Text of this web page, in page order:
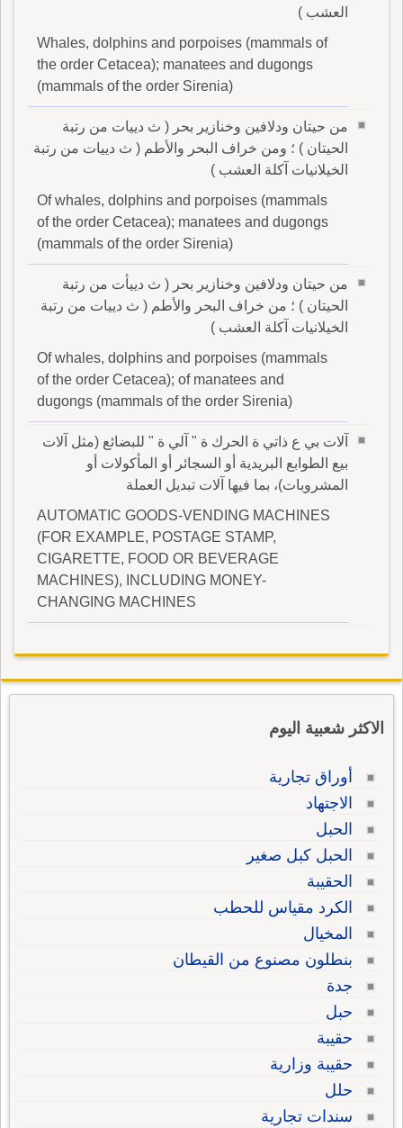
العشب )
Whales, dolphins and porpoises (mammals of
the order Cetacea); manatees and dugongs
(mammals of the order Sirenia)
من حيتان ودلافين وخنازير بحر ( ث دييات من رتبة
الحيتان ) ؛ ومن خراف البحر والأطم ( ث دييات من رتبة
الخيلانيات آكلة العشب )
Of whales, dolphins and porpoises (mammals
of the order Cetacea); manatees and dugongs
(mammals of the order Sirenia)
من حيتان ودلافين وخنازير بحر ( ث دييأت من رتبة
الحيتان ) ؛ من خراف البحر والأطم ( ث دييات من رتبة
الخيلانيات آكلة العشب )
Of whales, dolphins and porpoises (mammals
of the order Cetacea); of manatees and
dugongs (mammals of the order Sirenia)
آلات بي ع ذاتي ة الحرك ة " آلي ة " للبضائع (مثل آلات
بيع الطوابع البريدية أو السجائر أو المأكولات أو
المشروبات)، بما فيها آلات تبديل العملة
AUTOMATIC GOODS-VENDING MACHINES
(FOR EXAMPLE, POSTAGE STAMP,
CIGARETTE, FOOD OR BEVERAGE
MACHINES), INCLUDING MONEY-
CHANGING MACHINES
الاكثر شعبية اليوم
أوراق تجارية
الاجتهاد
الحبل
الحبل كبل صغير
الحقيبة
الكرد مقياس للحطب
المخيال
بنطلون مصنوع من القيطان
جدة
حبل
حقيبة
حقيبة وزارية
حلل
سندات تجارية